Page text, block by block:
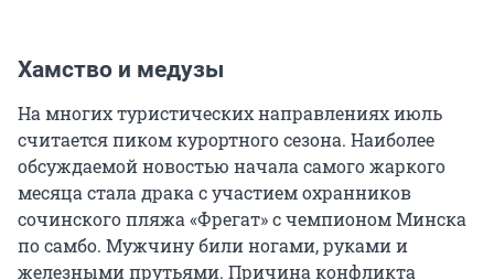
Хамство и медузы
На многих туристических направлениях июль
считается пиком курортного сезона. Наиболее
обсуждаемой новостью начала самого жаркого
месяца стала драка с участием охранников
сочинского пляжа «Фрегат» с чемпионом Минска
по самбо. Мужчину били ногами, руками и
железными прутьями. Причина конфликта